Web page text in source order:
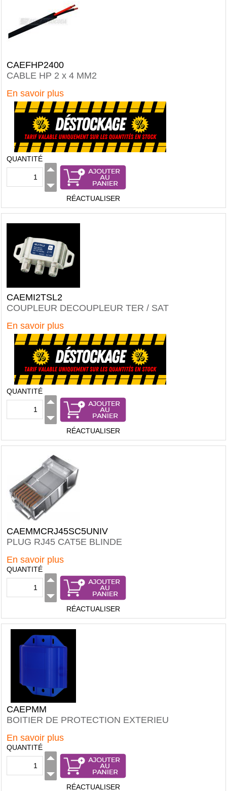
CAEFHP2400
CABLE HP 2 x 4 MM2
En savoir plus
QUANTITÉ
RÉACTUALISER
CAEMI2TSL2
COUPLEUR DECOUPLEUR TER / SAT
En savoir plus
QUANTITÉ
RÉACTUALISER
CAEMMCRJ45SC5UNIV
PLUG RJ45 CAT5E BLINDE
En savoir plus
QUANTITÉ
RÉACTUALISER
CAEPMM
BOITIER DE PROTECTION EXTERIEU
En savoir plus
QUANTITÉ
RÉACTUALISER